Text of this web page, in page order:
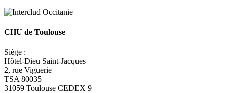
CHU de Toulouse
Siège :
Hôtel-Dieu Saint-Jacques
2, rue Viguerie
TSA 80035
31059 Toulouse CEDEX 9